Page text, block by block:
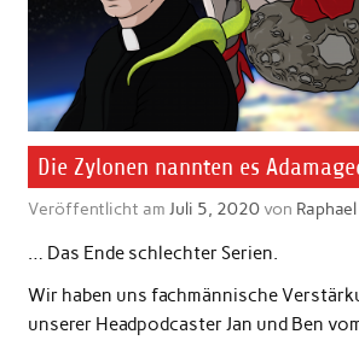
Die Zylonen nannten es
Veröffentlicht am Juli 5, 2020von Raphael
… Das Ende schlechter Serien.
Wir haben uns fachmännische
unserer Headpodcaster Jan und Ben